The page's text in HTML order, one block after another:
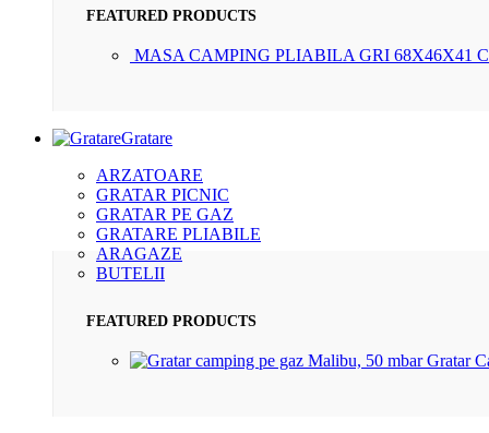
FEATURED PRODUCTS
MASA CAMPING PLIABILA GRI 68X46X41
Gratare
ARZATOARE
GRATAR PICNIC
GRATAR PE GAZ
GRATARE PLIABILE
ARAGAZE
BUTELII
FEATURED PRODUCTS
Gratar